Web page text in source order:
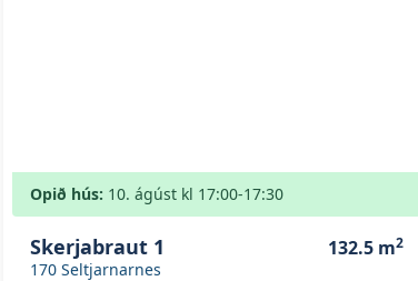
Opið hús: 10. ágúst kl 17:00-17:30
Skerjabraut 1
170 Seltjarnarnes
132.5 m2